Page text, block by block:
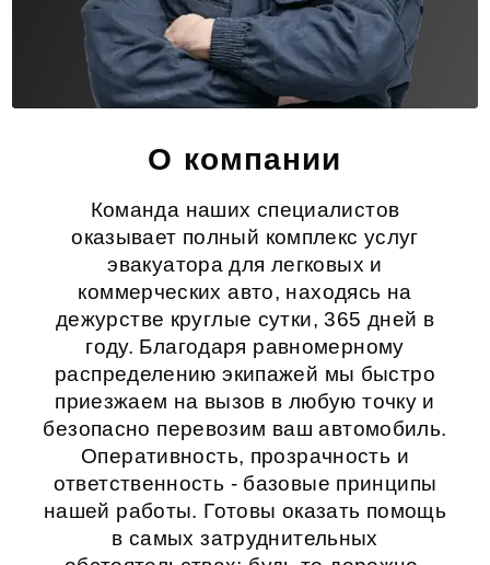
О компании
Команда наших специалистов
оказывает полный комплекс услуг
эвакуатора для легковых и
коммерческих авто, находясь на
дежурстве круглые сутки, 365 дней в
году. Благодаря равномерному
распределению экипажей мы быстро
приезжаем на вызов в любую точку и
безопасно перевозим ваш автомобиль.
Оперативность, прозрачность и
ответственность - базовые принципы
нашей работы. Готовы оказать помощь
в самых затруднительных